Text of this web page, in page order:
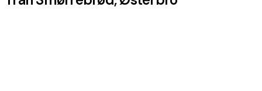
Leaflet|©OpenStreetMapcontributors, Tiles style by